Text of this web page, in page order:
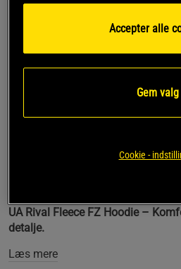
Rabatkode!Få 150 kr i rabat
ved køb over 799 kr.Log ind
*Gælder ikke drikkevarer eller
Gratis retur
UA Rival Fleece FZ Hoodie –
detalje.
Læs mere
Accepter alle
Gem valg
Cookie -